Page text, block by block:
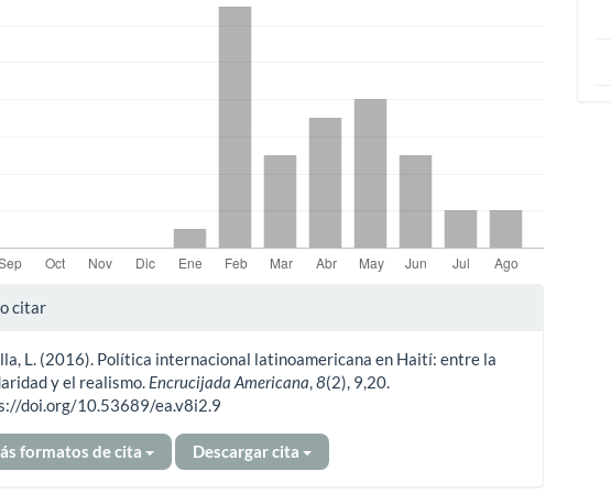
citar
L. (2016). Política internacional latinoamericana en Haití: entre la
y el realismo. Encrucijada Americana 8(2), 9,20.
doi.org/10.53689/ea.v8i2.9
formatos de cita Descargar cita